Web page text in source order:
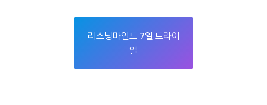
리스닝마인드 7일 트라이
얼